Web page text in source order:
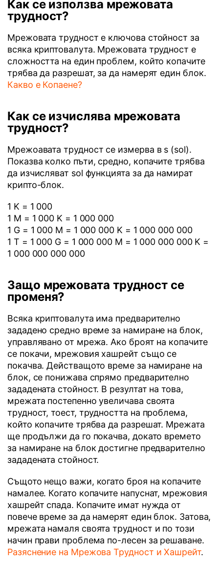
Как се използва мрежовата
трудност?
Мрежовата трудност е ключова стойност за
всяка криптовалута. Мрежовата трудност е
сложността на един проблем, който копачите
трябва да разрешат, за да намерят един блок.
Какво е Копаене?
Как се изчислява мрежовата
трудност?
Мрежоавата трудност се измерва в s (sol).
Показва колко пъти, средно, копачите трябва
да изчисляват sol функцията за да намират
крипто-блок.
1 K = 1 000
1 M = 1 000 K = 1 000 000
1 G = 1 000 M = 1 000 000 K = 1 000 000 000
1 T = 1 000 G = 1 000 000 M = 1 000 000 000 K =
1 000 000 000 000
Защо мрежовата трудност се
променя?
Всяка криптовалута има предварително
зададено средно време за намиране на блок,
управлявано от мрежа. Ако броят на копачите
се покачи, мрежовия хашрейт също се
покачва. Действащото време за намиране на
блок, се понижава спрямо предварително
зададената стойност. В резултат на това,
мрежата постепенно увеличава своята
трудност, тоест, трудността на проблема,
който копачите трябва да разрешат. Мрежата
ще продължи да го покачва, докато времето
за намиране на блок достигне предварително
зададената стойност.
Същото нещо важи, когато броя на копачите
намалее. Когато копачите напуснат, мрежовия
хашрейт спада. Копачите имат нужда от
повече време за да намерят един блок. Затова,
мрежата намаля своята трудност и по този
начин прави проблема по-лесен за решаване.
Разяснение на Мрежова Трудност и Хашрейт.